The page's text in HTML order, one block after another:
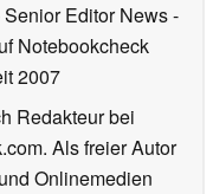
Senior Editor News-
Notebookcheck
2007
Redakteur bei
Als freier Autor
Onlinemedien